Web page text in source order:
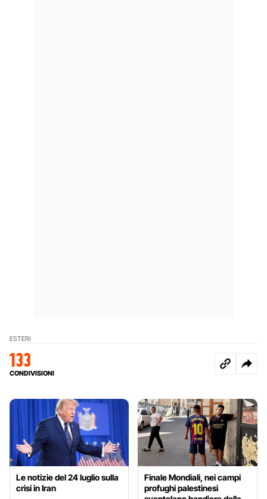
ESTERI
133
CONDIVISIONI
Le notizie del 24 luglio sulla
crisi in Iran
Finale Mondiali, nei campi
profughi palestinesi